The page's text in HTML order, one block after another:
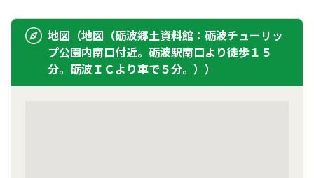
地図（地図（砺波郷土資料館：砺波チューリッ
プ公園内南口付近。砺波駅南口より徒歩１５
分。砺波ＩＣより車で５分。））